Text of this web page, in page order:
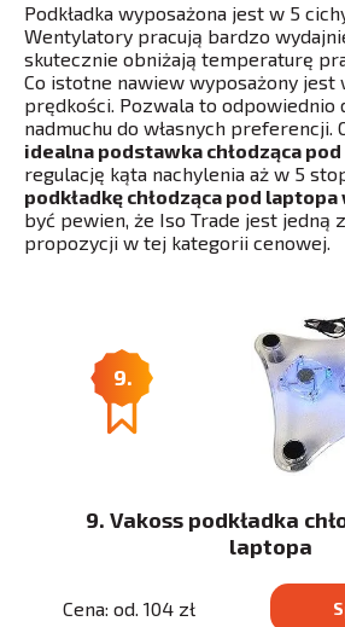
Podkładka wyposażona jest w 5
Wentylatory pracują bardzo
skutecznie obniżają temperaturę
Co istotne nawiew wyposażony jest
prędkości. Pozwala to odpowiednio
nadmuchu do własnych preferencji.
idealna podstawka chłodząca
regulację kąta nachylenia aż w 5
podkładkę chłodząca pod
być pewien, że Iso Trade jest jedną
propozycji w tej kategorii cenowej.
9.
9. Vakoss podkładka
laptopa
Cena: od. 104 zł